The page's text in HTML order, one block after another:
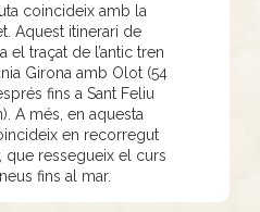
coincideix amb la
Aquest itinerari de
el traçat de l’antic tren
Girona amb Olot (54
fins a Sant Feliu
A més, en aquesta
en recorregut
que ressegueix el curs
fins al mar.